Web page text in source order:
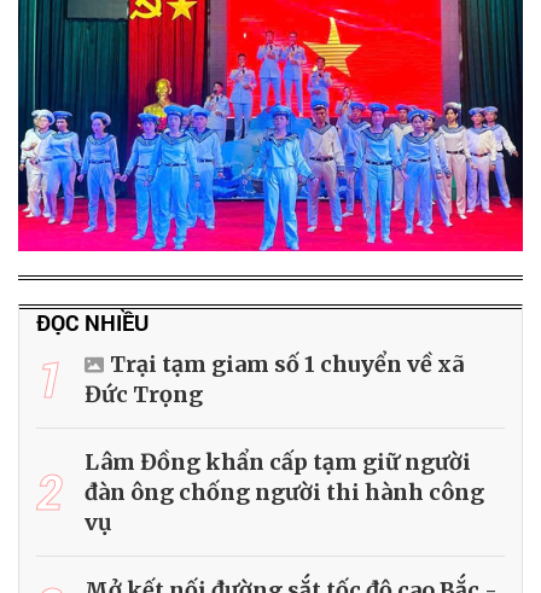
ĐỌC NHIỀU
1
Trại tạm giam số 1 chuyển về xã
Đức Trọng
2
Lâm Đồng khẩn cấp tạm giữ người
đàn ông chống người thi hành công
vụ